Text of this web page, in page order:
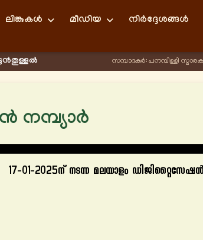
ലിങ്കുകള്‍ മീഡിയ നിർദ്ദേശങ്ങൾ
സമ്പാദകർ: പനമ്പിള്ളി
നമ്പ്യാര്‍
17-01-2025ന് നടന്ന മലയാളം